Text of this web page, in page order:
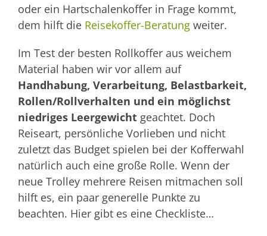
oder ein Hartschalenkoffer in Frage kommt,
dem hilft die Reisekoffer-Beratung weiter.
Im Test der besten Rollkoffer aus weichem
Material haben wir vor allem auf
Handhabung, Verarbeitung, Belastbarkeit,
Rollen/Rollverhalten und ein möglichst
niedriges Leergewicht geachtet. Doch
Reiseart, persönliche Vorlieben und nicht
zuletzt das Budget spielen bei der Kofferwahl
natürlich auch eine große Rolle. Wenn der
neue Trolley mehrere Reisen mitmachen soll
hilft es, ein paar generelle Punkte zu
beachten. Hier gibt es eine Checkliste…